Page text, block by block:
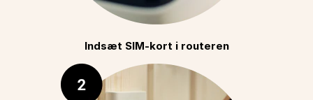
Indsæt SIM-kort i routeren